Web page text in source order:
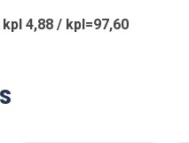
4,88 / kpl=97,60